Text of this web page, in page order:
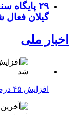
۲۹
گیلان فعال
اخبار ملی
افزایش ۴۵ درصدی آبونمان تلفن ثابت تصویب شد